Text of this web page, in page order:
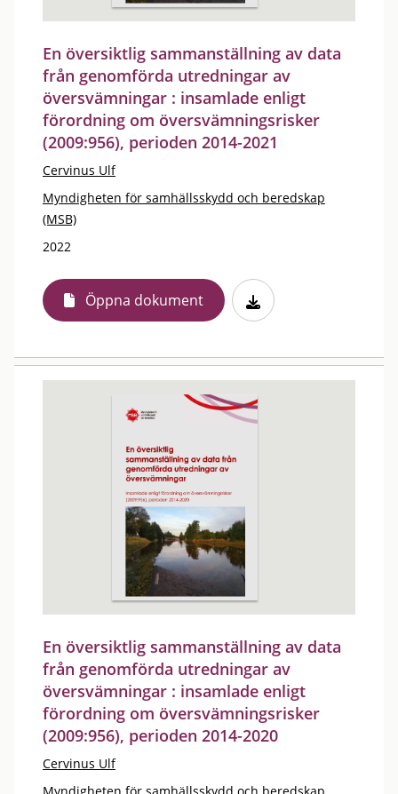
En översiktlig sammanställning av data
från genomförda utredningar av
översvämningar : insamlade enligt
förordning om översvämningsrisker
(2009:956), perioden 2014-2021
Cervinus Ulf
Myndigheten för samhällsskydd och beredskap
(MSB)
2022
Öppna dokument
En översiktlig sammanställning av data
från genomförda utredningar av
översvämningar : insamlade enligt
förordning om översvämningsrisker
(2009:956), perioden 2014-2020
Cervinus Ulf